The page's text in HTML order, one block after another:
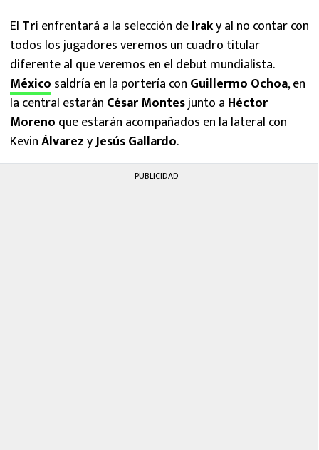
El Tri enfrentará a la selección deIraky al no contar con
todos los jugadores veremos un cuadro titular
diferente al que veremos en el debut mundialista.
México saldría en la portería con Guillermo Ochoa, en
la central estarán César Montesjunto a Héctor
Moreno que estarán acompañados en la lateral con
KevinÁlvarezyJesús Gallardo.
PUBLICIDAD